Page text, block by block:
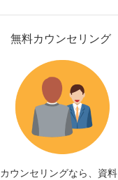
無料カウンセリング
ウンセリングなら、資